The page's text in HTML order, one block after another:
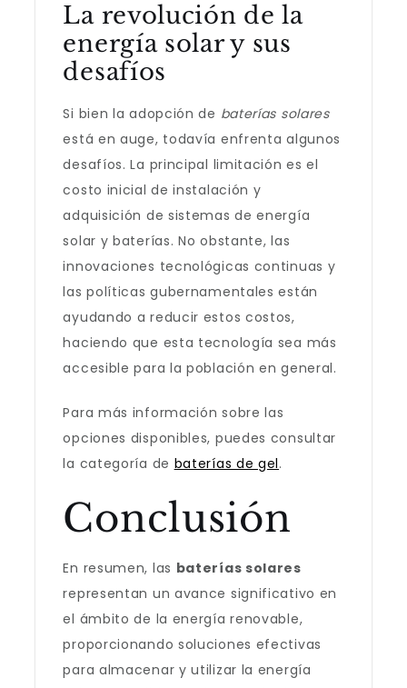
La revolución de la
energía solar y sus
desafíos
Si bien la adopción de baterías solares
está en auge, todavía enfrenta algunos
desafíos. La principal limitación es el
costo inicial de instalación y
adquisición de sistemas de energía
solar y baterías. No obstante, las
innovaciones tecnológicas continuas y
las políticas gubernamentales están
ayudando a reducir estos costos,
haciendo que esta tecnología sea más
accesible para la población en general.
Para más información sobre las
opciones disponibles, puedes consultar
la categoría de baterías de gel.
Conclusión
En resumen, las baterías solares
representan un avance significativo en
el ámbito de la energía renovable,
proporcionando soluciones efectivas
para almacenar y utilizar la energía